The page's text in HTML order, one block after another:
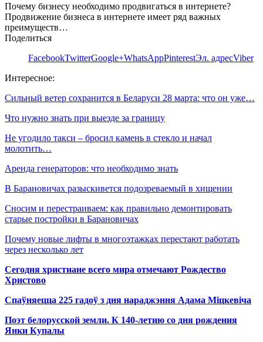
Почему бизнесу необходимо продвигаться в интернете?
Продвижение бизнеса в интернете имеет ряд важных
преимуществ…
Поделиться
FacebookTwitterGoogle+WhatsAppPinterestЭл. адресViber
Интересное:
Сильный ветер сохранится в Беларуси 28 марта: что он уже…
Что нужно знать при выезде за границу
Не угодило такси – бросил камень в стекло и начал
молотить…
Аренда генераторов: что необходимо знать
В Барановичах разыскивется подозреваемый в хищении
Сносим и перестраиваем: как правильно демонтировать
старые постройки в Барановичах
Почему новые лифты в многоэтажках перестают работать
через несколько лет
Сегодня христиане всего мира отмечают Рождество
Христово
Спаўняецца 225 гадоў з дня нараджэння Адама Міцкевіча
Поэт белорусской земли. К 140-летию со дня рождения
Янки Купалы